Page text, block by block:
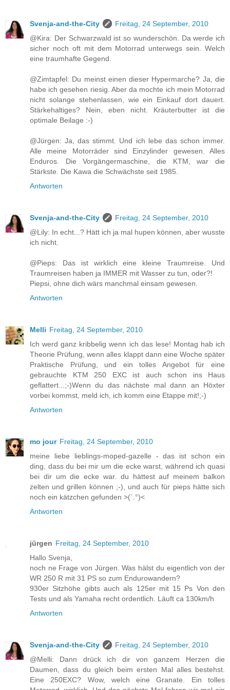
Svenja-and-the-City
Freitag, 24 September, 2010
@Kira: Der Schwarzwald ist so wunderschön. Da werde ich
sicher noch oft mit dem Motorrad unterwegs sein. Welch
eine traumhafte Gegend.
@Zimtapfel: Du meinst einen dieser Hypermarche? Ja, die
habe ich gesehen riesig. Aber da mochte ich mein Motorrad
nicht solange stehenlassen, wie ein Einkauf dort dauert.
Stärkehaltiges? Nein, eben nicht. Kräuterbutter ist die
optimale Beilage :-)
@Jürgen: Ja, das stimmt. Und ich lebe das schon immer.
Alle meine Motorräder sind Einzylinder gewesen. Alles
Enduros. Die Vorgängermaschine, die KTM, war die
Stärkste. Die Kawa die Schwächste seit 1985.
Antworten
Svenja-and-the-City
Freitag, 24 September, 2010
@Lily: In echt...? Hätt ich ja mal hupen können, aber wusste
ich nicht.
@Pieps: Das ist wirklich eine kleine Traumreise. Und
Traumreisen haben ja IMMER mit Wasser zu tun, oder?!
Piepsi, ohne dich wärs manchmal einsam gewesen.
Antworten
Melli Freitag, 24 September, 2010
Ich werd ganz kribbelig wenn ich das lese! Montag hab ich
Theorie Prüfung, wenn alles klappt dann eine Woche später
Praktische Prüfung, und ein tolles Angebot für eine
gebrauchte KTM 250 EXC ist auch schon ins Haus
geflattert...;-)Wenn du das nächste mal dann an Höxter
vorbei kommst, meld ich, ich komm eine Etappe mit!;-)
Antworten
mo jour Freitag, 24 September, 2010
meine liebe lieblings-moped-gazelle - das ist schon ein
ding, dass du bei mir um die ecke warst, während ich quasi
bei dir um die ecke war. du hättest auf meinem balkon
zelten und grillen können ;-), und auch für pieps hätte sich
noch ein kätzchen gefunden >(`.°)<
Antworten
jürgen Freitag, 24 September, 2010
Hallo Svenja,
noch ne Frage von Jürgen. Was hälst du eigentlich von der
WR 250 R mit 31 PS so zum Endurowandern?
930er Sitzhöhe gibts auch als 125er mit 15 Ps Von den
Tests und als Yamaha recht ordentlich. Läuft ca 130km/h
Antworten
Svenja-and-the-City
Freitag, 24 September, 2010
@Melli: Dann drück ich dir von ganzem Herzen die
Daumen, dass du gleich beim ersten Mal alles bestehst.
Eine 250EXC? Wow, welch eine Granate. Ein tolles